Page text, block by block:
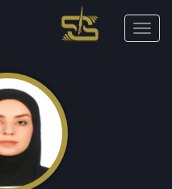
Toggle
navigation